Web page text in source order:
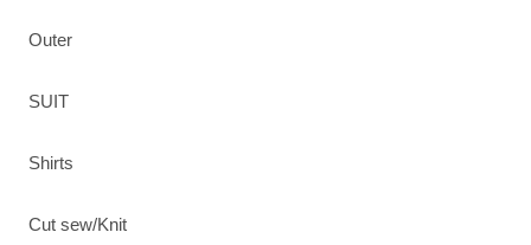
Outer
SUIT
Shirts
Cut sew/Knit